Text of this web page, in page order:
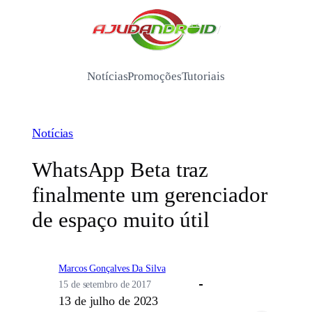
/
NotíciasPromoçõesTutoriais
Notícias
WhatsApp Beta traz
finalmente um gerenciador
de espaço muito útil
Marcos Gonçalves Da Silva
15 de setembro de 2017
13 de julho de 2023